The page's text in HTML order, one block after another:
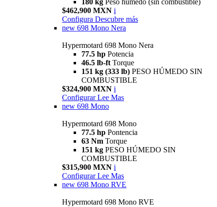
$462,900 MXN i
Configura Descubre más
new 698 Mono Nera
Hypermotard 698 Mono Nera
77.5 hp Potencia
46.5 lb-ft Torque
151 kg (333 lb) PESO HÚMEDO SIN
COMBUSTIBLE
$324,900 MXN i
Configurar Lee Mas
new 698 Mono
Hypermotard 698 Mono
77.5 hp Pontencia
63 Nm Torque
151 kg PESO HÚMEDO SIN
COMBUSTIBLE
$315,900 MXN i
Configurar Lee Mas
new 698 Mono RVE
Hypermotard 698 Mono RVE